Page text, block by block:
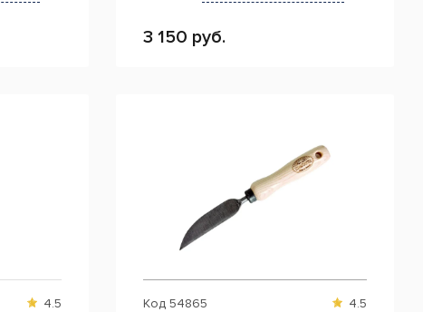
3 150 руб.
4.5 Код54865 4.5